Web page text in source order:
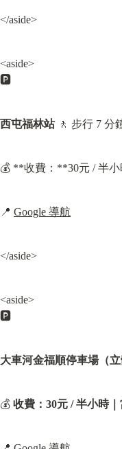
</aside>
<aside>
🅿️
西屯福林站 🚶 步行 7 分
💰 **收費：**30元 / 半
📍 Google 導航
</aside>
<aside>
🅿️
大車河金福順停車場（立
💰 收費： 30元 / 半小時｜